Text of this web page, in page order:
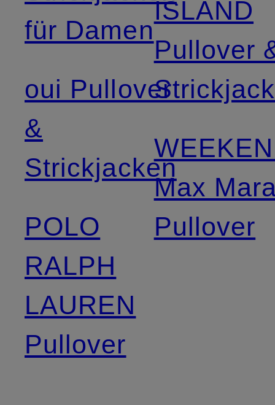
für Damen
oui Pullover
&
Strickjacken
POLO
RALPH
LAUREN
Pullover
ISLAND
Pullover
Max
Pullover